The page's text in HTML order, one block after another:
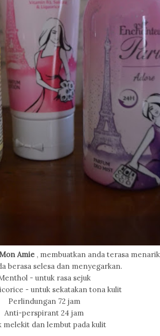
Amie , membuatkan anda terasa
berasa selesa dan menyegarkan.
- untuk rasa sejuk
- untuk sekatakan tona kulit
Perlindungan 72 jam
Anti-perspirant 24 jam
melekit dan lembut pada kulit